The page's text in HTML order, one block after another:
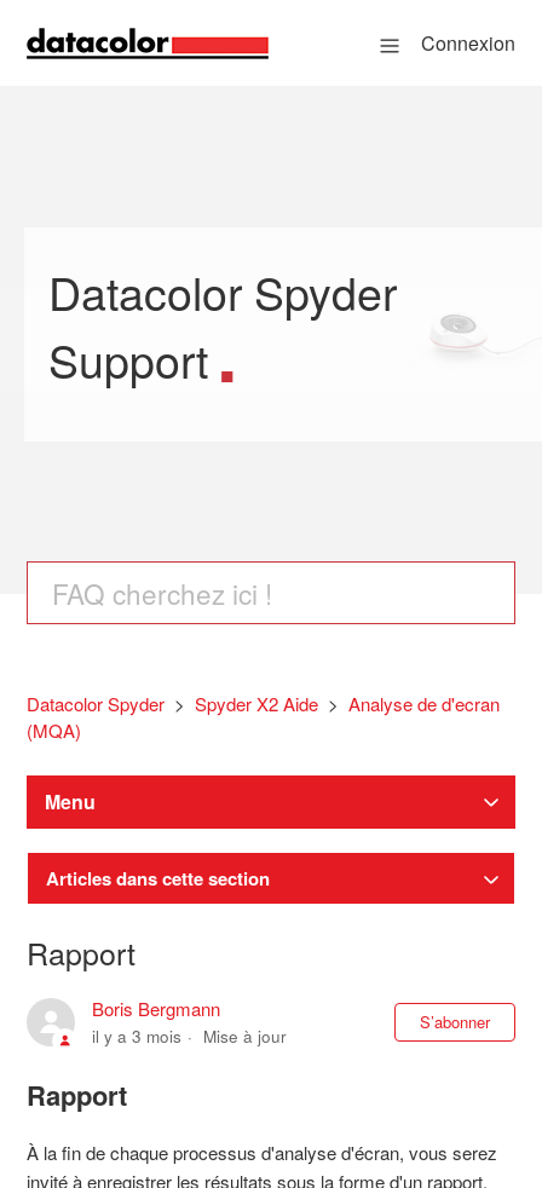
Connexion
Datacolor Spyder
Support
Recherche
Datacolor Spyder Spyder X2 Aide
Analyse de d'ecran
(MQA)
Menu
Articles dans cette section
Rapport
Boris Bergmann
il y a 3 mois Mise à jour
S’abonner
Rapport
À la fin de chaque processus d'analyse d'écran, vous serez
invité à enregistrer les résultats sous la forme d'un rapport.